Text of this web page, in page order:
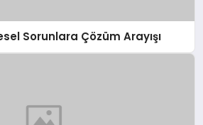
Sorunlara Çözüm Arayışı